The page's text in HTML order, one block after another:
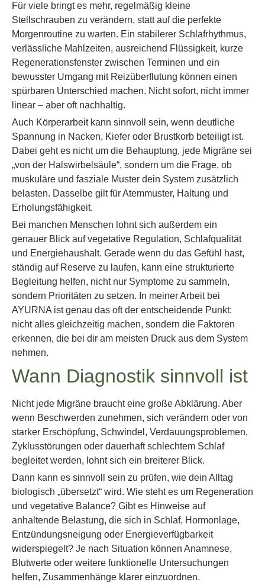
Für viele bringt es mehr, regelmäßig kleine
Stellschrauben zu verändern, statt auf die perfekte
Morgenroutine zu warten. Ein stabilerer Schlafrhythmus,
verlässliche Mahlzeiten, ausreichend Flüssigkeit, kurze
Regenerationsfenster zwischen Terminen und ein
bewusster Umgang mit Reizüberflutung können einen
spürbaren Unterschied machen. Nicht sofort, nicht immer
linear – aber oft nachhaltig.
Auch Körperarbeit kann sinnvoll sein, wenn deutliche
Spannung in Nacken, Kiefer oder Brustkorb beteiligt ist.
Dabei geht es nicht um die Behauptung, jede Migräne sei
„von der Halswirbelsäule“, sondern um die Frage, ob
muskuläre und fasziale Muster dein System zusätzlich
belasten. Dasselbe gilt für Atemmuster, Haltung und
Erholungsfähigkeit.
Bei manchen Menschen lohnt sich außerdem ein
genauer Blick auf vegetative Regulation, Schlafqualität
und Energiehaushalt. Gerade wenn du das Gefühl hast,
ständig auf Reserve zu laufen, kann eine strukturierte
Begleitung helfen, nicht nur Symptome zu sammeln,
sondern Prioritäten zu setzen. In meiner Arbeit bei
AYURNA ist genau das oft der entscheidende Punkt:
nicht alles gleichzeitig machen, sondern die Faktoren
erkennen, die bei dir am meisten Druck aus dem System
nehmen.
Wann Diagnostik sinnvoll ist
Nicht jede Migräne braucht eine große Abklärung. Aber
wenn Beschwerden zunehmen, sich verändern oder von
starker Erschöpfung, Schwindel, Verdauungsproblemen,
Zyklusstörungen oder dauerhaft schlechtem Schlaf
begleitet werden, lohnt sich ein breiterer Blick.
Dann kann es sinnvoll sein zu prüfen, wie dein Alltag
biologisch „übersetzt“ wird. Wie steht es um Regeneration
und vegetative Balance? Gibt es Hinweise auf
anhaltende Belastung, die sich in Schlaf, Hormonlage,
Entzündungsneigung oder Energieverfügbarkeit
widerspiegelt? Je nach Situation können Anamnese,
Blutwerte oder weitere funktionelle Untersuchungen
helfen, Zusammenhänge klarer einzuordnen.